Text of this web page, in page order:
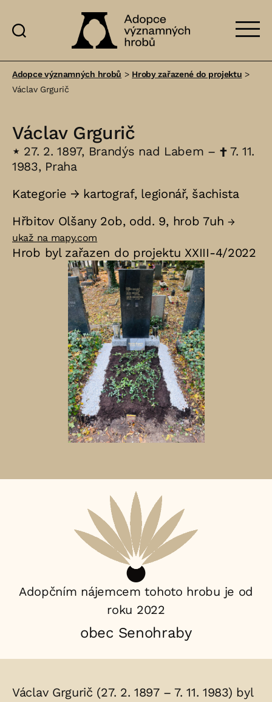
významných
Adopce významných hrobů > Hroby zařazené do projektu >
Václav Grgurič
Václav Grgurič
⋆ 27. 2. 1897, Brandýs nad Labem – †7. 11.
1983, Praha
Kategorie → kartograf, legionář, šachista
Hřbitov Olšany 2ob, odd. 9, hrob 7uh →
ukaž na mapy.com
Hrob byl zařazen do projektu XXIII-4/2022
nájemce:
Adopčním nájemcem tohoto hrobu je od
roku 2022
obec Senohraby
Životopis
Václav Grgurič (27. 2. 1897 – 7. 11. 1983) byl